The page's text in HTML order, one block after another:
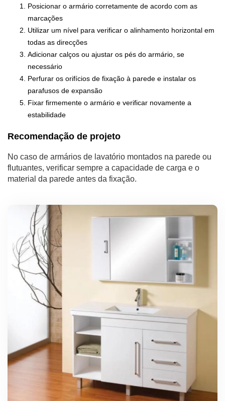
Posicionar o armário corretamente de acordo com as
marcações
Utilizar um nível para verificar o alinhamento horizontal em
todas as direcções
Adicionar calços ou ajustar os pés do armário, se
necessário
Perfurar os orifícios de fixação à parede e instalar os
parafusos de expansão
Fixar firmemente o armário e verificar novamente a
estabilidade
Recomendação de projeto
No caso de armários de lavatório montados na parede ou
flutuantes, verificar sempre a capacidade de carga e o
material da parede antes da fixação.